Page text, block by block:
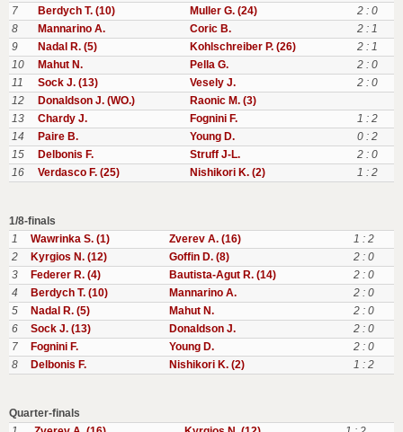
7
Berdych T. (10) Muller G. (24)
2 : 0
8
Mannarino A. Coric B.
2 : 1
9
Nadal R. (5) Kohlschreiber P. (26)
2 : 1
10
Mahut N. Pella G.
2 : 0
11
Sock J. (13) Vesely J.
2 : 0
12
Donaldson J. (WO.)
Raonic M. (3)
13
Chardy J. Fognini F.
1 : 2
14
Paire B. Young D.
0 : 2
15
Delbonis F. Struff J-L.
2 : 0
16
Verdasco F. (25) Nishikori K. (2) 1 : 2
1/8-finals
1
Wawrinka S. (1) Zverev A. (16)
1 : 2
2
Kyrgios N. (12) Goffin D. (8)
2 : 0
3
Federer R. (4) Bautista-Agut R. (14)
2 : 0
4
Berdych T. (10) Mannarino A.
2 : 0
5
Nadal R. (5) Mahut N.
2 : 0
6
Sock J. (13) Donaldson J.
2 : 0
7
Fognini F. Young D.
2 : 0
8
Delbonis F. Nishikori K. (2) 1 : 2
Quarter-finals